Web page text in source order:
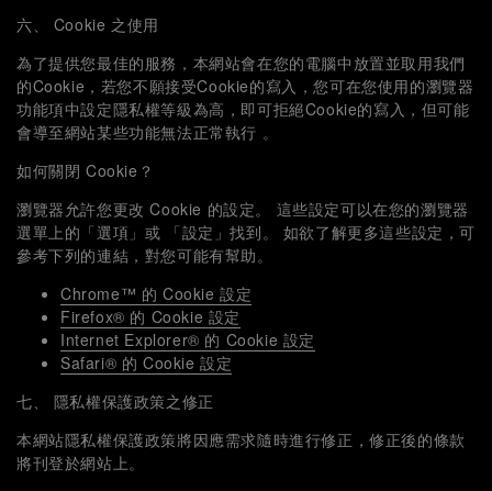
六、 Cookie 之使用
為了提供您最佳的服務，本網站會在您的電腦中放置並取用我們
的Cookie，若您不願接受Cookie的寫入，您可在您使用的瀏覽器
功能項中設定隱私權等級為高，即可拒絕Cookie的寫入，但可能
會導至網站某些功能無法正常執行 。
如何關閉 Cookie？
瀏覽器允許您更改 Cookie 的設定。 這些設定可以在您的瀏覽器
選單上的「選項」或 「設定」找到。 如欲了解更多這些設定，可
參考下列的連結，對您可能有幫助。
Chrome™ 的 Cookie 設定
Firefox® 的 Cookie 設定
Internet Explorer® 的 Cookie 設定
Safari® 的 Cookie 設定
七、 隱私權保護政策之修正
本網站隱私權保護政策將因應需求隨時進行修正，修正後的條款
將刊登於網站上。